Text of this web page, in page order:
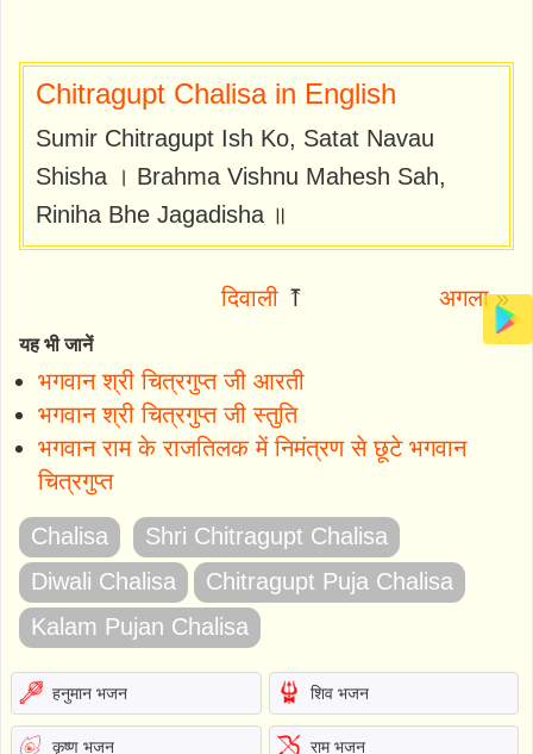
Chitragupt Chalisa in English
Sumir Chitragupt Ish Ko, Satat Navau
Shisha । Brahma Vishnu Mahesh Sah,
Riniha Bhe Jagadisha ॥
दिवाली ⤒ अगला»
यह भी जानें
भगवान श्री चित्रगुप्त जी आरती
भगवान श्री चित्रगुप्त जी स्तुति
भगवान राम के राजतिलक में निमंत्रण से छूटे भगवान
चित्रगुप्त
Chalisa
Shri Chitragupt Chalisa
Diwali Chalisa
Chitragupt Puja Chalisa
Kalam Pujan Chalisa
हनुमान भजन शिव भजन
कृष्ण भजन राम भजन